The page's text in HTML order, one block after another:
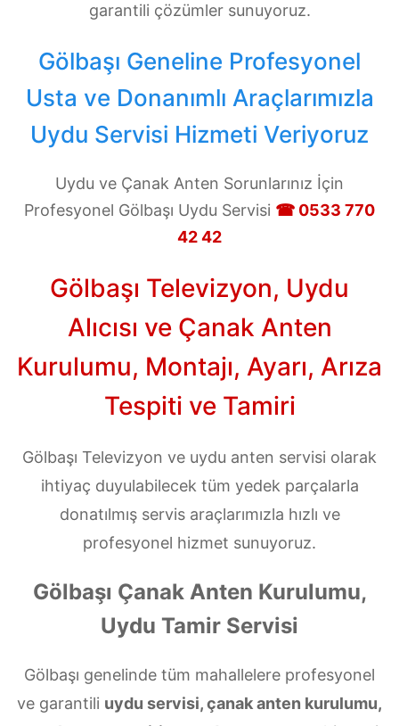
garantili çözümler sunuyoruz.
Gölbaşı Geneline Profesyonel
Usta ve Donanımlı Araçlarımızla
Uydu Servisi Hizmeti Veriyoruz
Uydu ve Çanak Anten Sorunlarınız İçin
Profesyonel Gölbaşı Uydu Servisi ☎ 0533 770
42 42
Gölbaşı Televizyon, Uydu
Alıcısı ve Çanak Anten
Kurulumu, Montajı, Ayarı, Arıza
Tespiti ve Tamiri
Gölbaşı Televizyon ve uydu anten servisi olarak
ihtiyaç duyulabilecek tüm yedek parçalarla
donatılmış servis araçlarımızla hızlı ve
profesyonel hizmet sunuyoruz.
Gölbaşı Çanak Anten Kurulumu,
Uydu Tamir Servisi
Gölbaşı genelinde tüm mahallelere profesyonel
ve garantili uydu servisi, çanak anten kurulumu,